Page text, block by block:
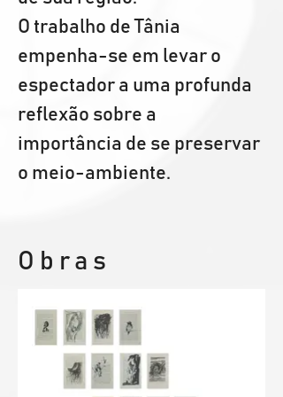
O trabalho de Tânia
empenha-se em levar o
espectador a uma profunda
reflexão sobre a
importância de se preservar
o meio-ambiente.
Obras